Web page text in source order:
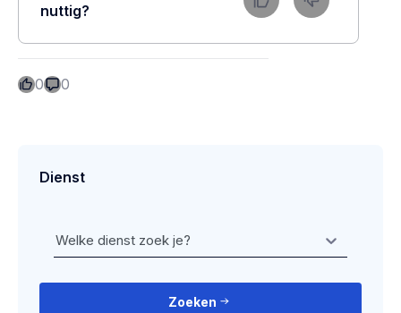
nuttig?
0 0
Dienst
Welke dienst zoek je?
Zoeken